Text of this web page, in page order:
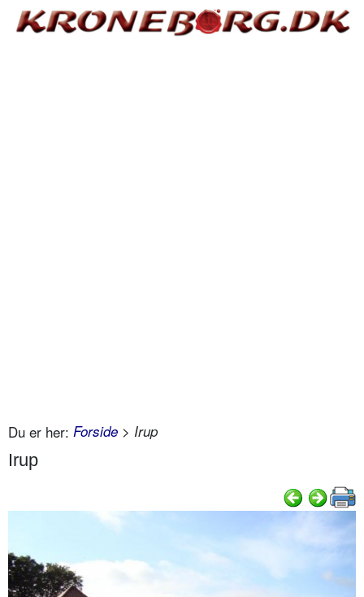
Du er her: Forside > Irup
Irup